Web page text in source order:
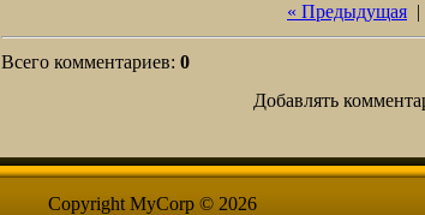
« Предыдущая |
Всего комментариев: 0
Добавлять
Copyright MyCorp © 2026